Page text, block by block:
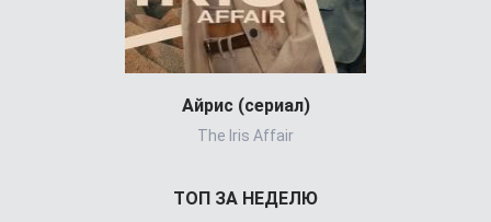
Айрис (сериал)
The Iris Affair
ТОП ЗА НЕДЕЛЮ